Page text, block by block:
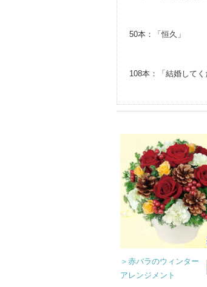
50本：「恒久」
108本：「結婚してく
＞赤バラのウィンター
アレンジメント